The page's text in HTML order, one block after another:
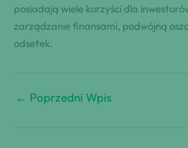
posiadają wiele korzyści dla
zarządzanie finansami, podwójną
odsetek.
← Poprzedni Wpis